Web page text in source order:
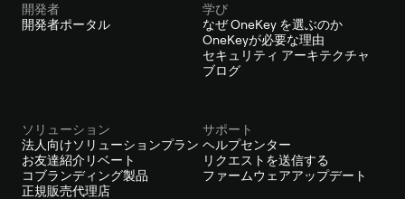
開発者
開発者ポータル
学び
なぜ OneKey を選ぶのか
OneKeyが必要な理由
セキュリティ アーキテクチャ
ブログ
ソリューション
法人向けソリューションプラン
お友達紹介リベート
コブランディング製品
正規販売代理店
サポート
ヘルプセンター
リクエストを送信する
ファームウェアアップデート